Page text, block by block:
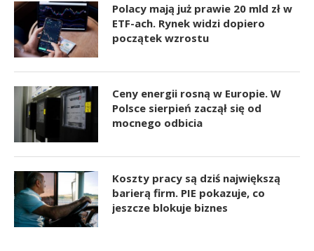
Polacy mają już prawie 20 mld zł w
ETF-ach. Rynek widzi dopiero
początek wzrostu
Ceny energii rosną w Europie. W
Polsce sierpień zaczął się od
mocnego odbicia
Koszty pracy są dziś największą
barierą firm. PIE pokazuje, co
jeszcze blokuje biznes